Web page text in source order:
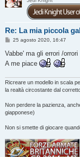
Re: La mia piccola
M
s
s
a
i
25 agosto 2020, 16:47
Vabbe' ma gli errori /
A me piace
Ricreare un modello in scala
la realtà circostante dal
Non perdere la pazienza,
giapponese)
Non si smette di giocare